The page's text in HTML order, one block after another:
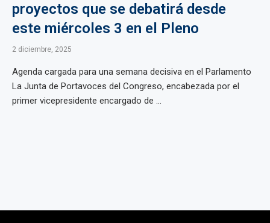
proyectos que se debatirá desde
este miércoles 3 en el Pleno
2 diciembre, 2025
Agenda cargada para una semana decisiva en el Parlamento
La Junta de Portavoces del Congreso, encabezada por el
primer vicepresidente encargado de ...